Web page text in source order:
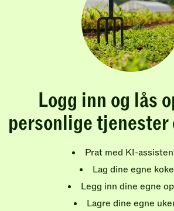
Logg inn og lås
personlige tjenester
Prat med KI-
Lag dine egne
Legg inn dine egne
Lagre dine egne